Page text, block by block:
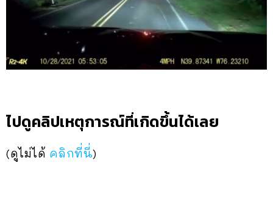
ไปดูคลิปเหตุการณ์ที่เกิดขึ้นได้เลย
(ดูไม่ได้ คลิกที่นี่)